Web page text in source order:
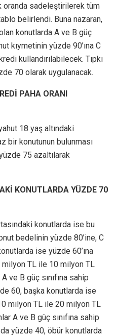
oranda sadeleştirilerek tüm
belirlendi. Buna nazaran,
konutlarda A ve B güç
kıymetinin yüzde 90’ına C
kullandırılabilecek. Tıpkı
70 olarak uygulanacak.
PAHA ORANI
18 yaş altındaki
bir konutunun bulunması
75 azaltılarak
KONUTLARDA YÜZDE 70
konutlarda ise bu
bedelinin yüzde 80’ine, C
ise yüzde 60’ına
milyon TL ile 10 milyon TL
ve B güç sınıfına sahip
60, başka konutlarda ise
milyon TL ile 20 milyon TL
A ve B güç sınıfına sahip
yüzde 40, öbür konutlarda